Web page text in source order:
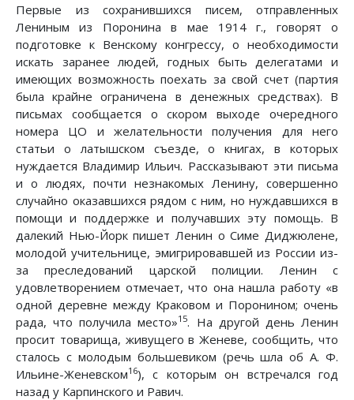
Первые из сохранившихся писем, отправленных
Лениным из Поронина в мае 1914 г., говорят о
подготовке к Венскому конгрессу, о необходимости
искать заранее людей, годных быть делегатами и
имеющих возможность поехать за свой счет (партия
была крайне ограничена в денежных средствах). В
письмах сообщается о скором выходе очередного
номера ЦО и желательности получения для него
статьи о латышском съезде, о книгах, в которых
нуждается Владимир Ильич. Рассказывают эти письма
и о людях, почти незнакомых Ленину, совершенно
случайно оказавшихся рядом с ним, но нуждавшихся в
помощи и поддержке и получавших эту помощь. В
далекий Нью-Йорк пишет Ленин о Симе Диджюлене,
молодой учительнице, эмигрировавшей из России из-
за преследований царской полиции. Ленин с
удовлетворением отмечает, что она нашла работу «в
одной деревне между Краковом и Поронином; очень
рада, что получила место»15. На другой день Ленин
просит товарища, живущего в Женеве, сообщить, что
сталось с молодым большевиком (речь шла об А. Ф.
Ильине-Женевском16), с которым он встречался год
назад у Карпинского и Равич.